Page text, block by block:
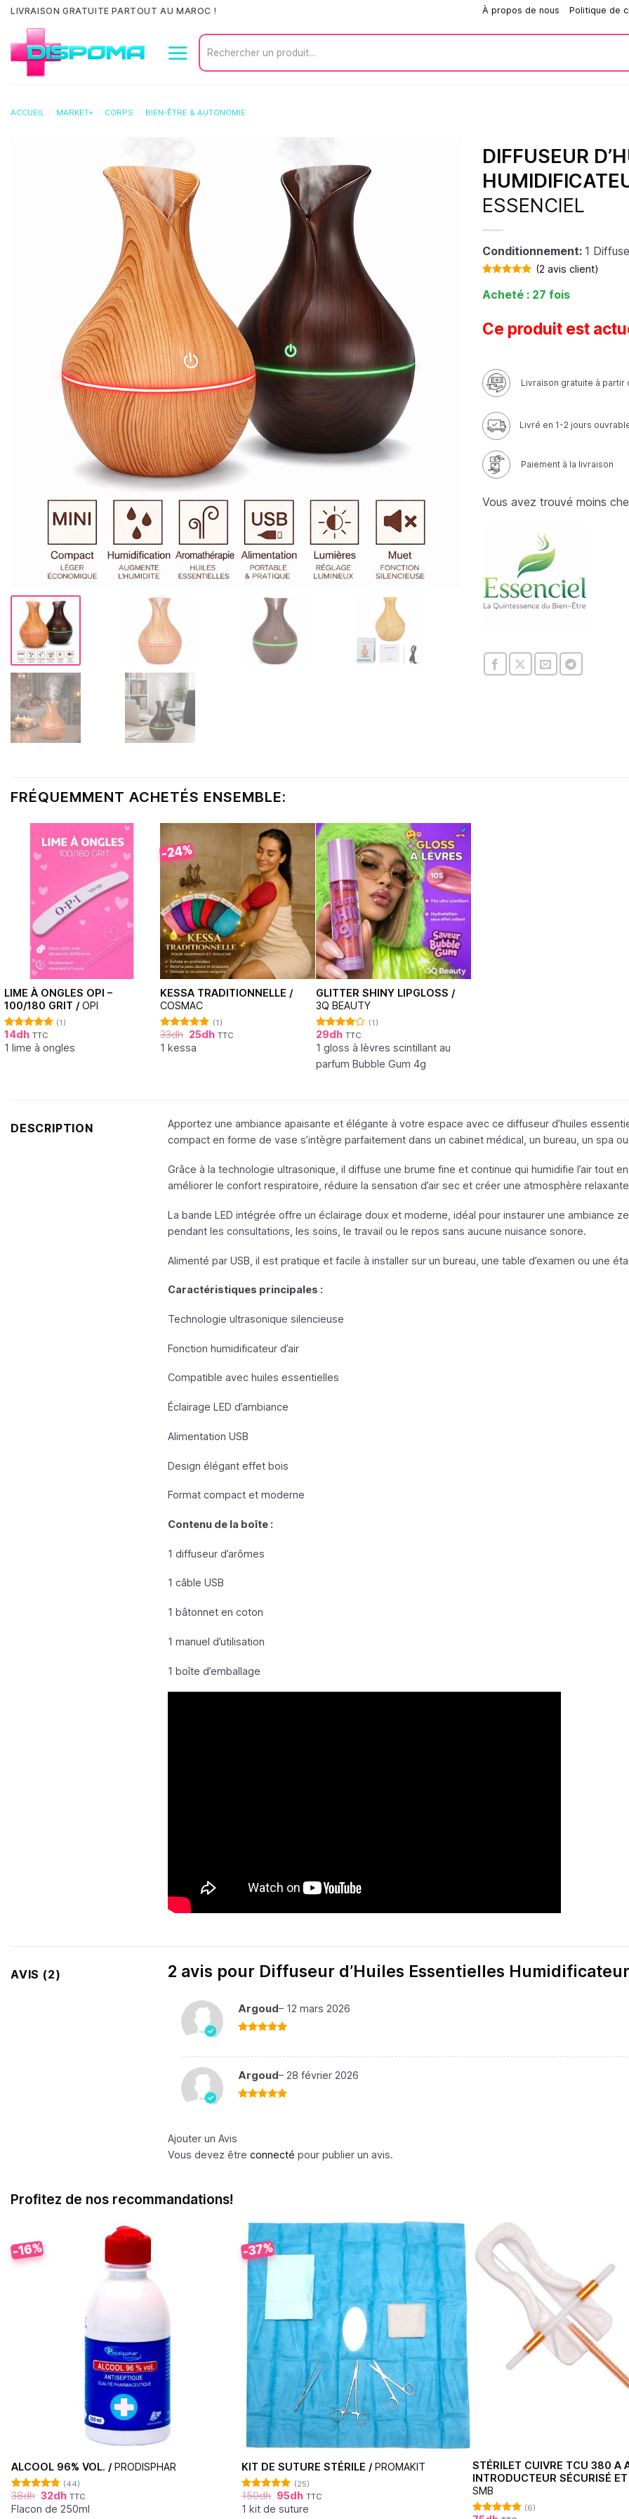
Passer
contenu
LIVRAISON GRATUITE PARTOUT AU MAROC ! À propos de nous Politique de
Recherche
pour :
ACCUEIL / MARKET+ / CORPS / BIEN-ÊTRE & AUTONOMIE
DIFFUSEUR
ESSENCIEL
Conditionnement: 1
sur 5 basé
client
(2 avis client)
Acheté : 27 fois
Ce produit est
Livraison gratuite à partir
Livré en 1-2 jours
Paiement à la livraison
Vous avez trouvé moins
FRÉQUEMMENT ACHETÉS ENSEMBLE:
LIME À ONGLES OPI –
100/180 GRIT / OPI
Note5.00
sur 5
(1)
14dh TTC
1 lime à ongles
-24%
KESSA TRADITIONNELLE /
COSMAC
Note 5.00
sur 5
(1)
33dh 25dh TTC
1 kessa
GLITTER SHINY LIPGLOSS /
3Q BEAUTY
Note
4.00sur
(1)
29dh TTC
1 gloss à lèvres scintillant au
parfum Bubble Gum 4g
DESCRIPTION
Apportez une ambiance apaisante et élégante à votre espace avec ce diffuseur d’huiles
compact en forme de vase s’intègre parfaitement dans un cabinet médical, un bureau, un spa
Grâce à la technologie ultrasonique, il diffuse une brume fine et continue qui humidifie l’air tout
améliorer le confort respiratoire, réduire la sensation d’air sec et créer une atmosphère
La bande LED intégrée offre un éclairage doux et moderne, idéal pour instaurer une ambiance
pendant les consultations, les soins, le travail ou le repos sans aucune nuisance sonore.
Alimenté par USB, il est pratique et facile à installer sur un bureau, une table d’examen ou une
Caractéristiques principales :
Technologie ultrasonique silencieuse
Fonction humidificateur d’air
Compatible avec huiles essentielles
Éclairage LED d’ambiance
Alimentation USB
Design élégant effet bois
Format compact et moderne
Contenu de la boîte :
1 diffuseur d’arômes
1 câble USB
1 bâtonnet en coton
1 manuel d’utilisation
1 boîte d’emballage
AVIS (2) 2 avis pour Diffuseur d’Huiles Essentielles
Argoud– 12 mars 2026
Argoud– 28 février 2026
Ajouter un Avis
Vous devez être connecté pour publier un avis.
Profitez de nos recommandations!
-16%
ALCOOL 96% VOL. / PRODISPHAR
Note4.77
sur 5
(44)
38dh 32dh TTC
Flacon de 250ml
-37%
KIT DE SUTURE STÉRILE / PROMAKIT
Note4.92
sur 5
(25)
150dh 95dh TTC
1 kit de suture
STÉRILET CUIVRE TCU 380 A
INTRODUCTEUR SÉCURISÉ
SMB
(6)